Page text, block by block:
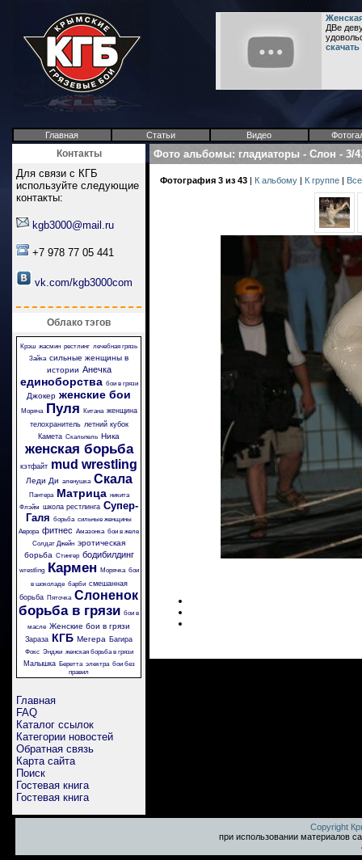
ДВе
Главная Статьи Видео
Контакты
Для связи с КГБ
используйте следующие
контакты:
kgb3000@mail.ru
+7 978 77 05 441
vk.com/kgb3000com
Облако тэгов
Крэш жасмин рестлинг лечебная грязь
Зайка сильные женщины в
истории Анечка
единоборства бои в грязи
Джокер женские бои
Моряча Пуля Китана женщина
телохранитель летний кубок
Камета Скальпель Ника
женская борьба
кэтфайт mud wrestling
Леди Ди аленушка Скала
Пантера Матрица никита
Флэйм школа рестлинга Супер-
Галя борьба сильные женщины
Аврора фитнес Амазонка бои в желе
Солдат Джейн эротическая
борьба Стингер бодибилдинг
wrestling Кармен Морячка бои
в шоколаде барби смешанная
борьба Пяточка Слоненок
борьба в грязи бои в
масле Женские бои в грязи
Зараза КГБ Мегера Багира
Фокс Энджи женская борьба в грязи
Малышка Беретта электра бои без
правил
Главная
FAQ
Каталог ссылок
Категории новостей
Обратная связь
Карта сайта
Поиск
Гостевая книга
Гостевая книга
Фото альбомы: гладиаторы - Слон - 3/
Фотография 3 из 43 | К альбому | К группе |
Copyright
при использовании материалов